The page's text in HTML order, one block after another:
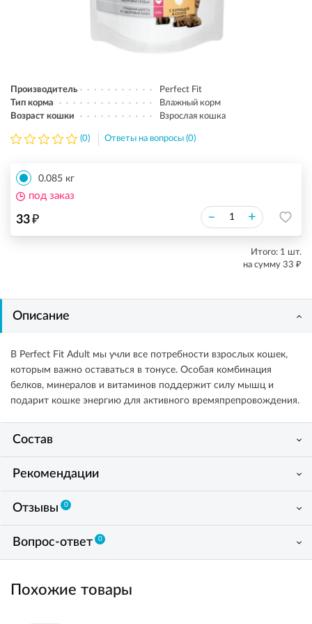
Производитель
Perfect Fit
Тип корма
Влажный корм
Возраст кошки
Взрослая кошка
(0) Ответы на вопросы (0)
0.085 кг
33₽ – +
под заказ
Итого: 1 шт.
на сумму 33 ₽
Описание
В Perfect Fit Adult мы учли все потребности взрослых кошек,
которым важно оставаться в тонусе. Особая комбинация
белков, минералов и витаминов поддержит силу мышц и
подарит кошке энергию для активного времяпрепровождения.
Состав
Рекомендации
Отзывы 0
Вопрос-ответ 0
Похожие товары